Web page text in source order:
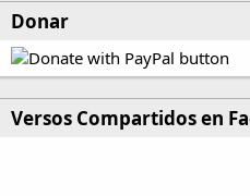
Donar
Versos Compartidos en